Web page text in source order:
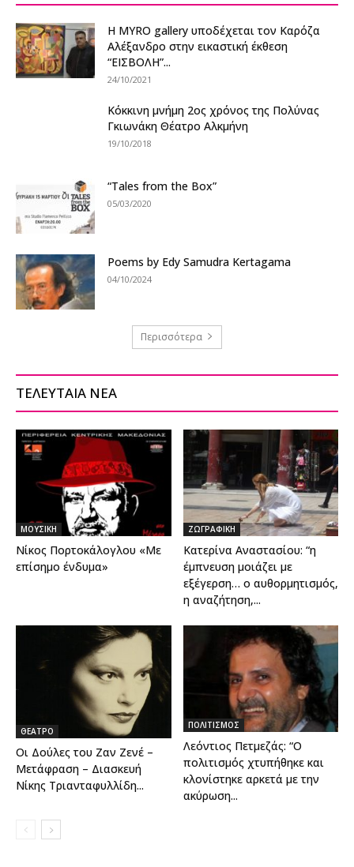
Η MYRO gallery υποδέχεται τον Καρόζα
Αλέξανδρο στην εικαστική έκθεση
“ΕΙΣΒΟΛΗ”...
24/10/2021
Κόκκινη μνήμη 2ος χρόνος της Πολύνας
Γκιωνάκη Θέατρο Αλκμήνη
19/10/2018
“Tales from the Box”
05/03/2020
Poems by Edy Samudra Kertagama
04/10/2024
Περισσότερα
ΤΕΛΕΥΤΑΙΑ ΝΕΑ
ΜΟΥΣΙΚΗ
Νίκος Πορτοκάλογλου «Με
επίσημο ένδυμα»
ΖΩΓΡΑΦΙΚΗ
Κατερίνα Αναστασίου: “η
έμπνευση μοιάζει με
εξέγερση… ο αυθορμητισμός,
η αναζήτηση,...
ΘΕΑΤΡΟ
Οι Δούλες του Ζαν Ζενέ –
Μετάφραση – Διασκευή
Νίκης Τριανταφυλλίδη...
ΠΟΛΙΤΙΣΜΟΣ
Λεόντιος Πετμεζάς: “Ο
πολιτισμός χτυπήθηκε και
κλονίστηκε αρκετά με την
ακύρωση...